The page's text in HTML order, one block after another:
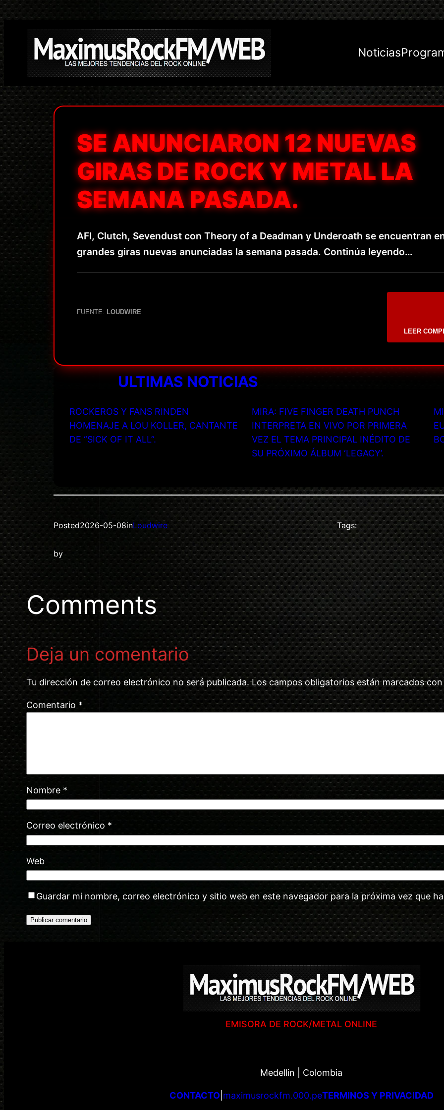
Saltar
contenido
Noticias
SE ANUNCIARON 12 NUEVAS
GIRAS DE ROCK Y METAL LA
SEMANA PASADA.
AFI, Clutch, Sevendust con Theory of a Deadman y Underoath se encuentran
grandes giras nuevas anunciadas la semana pasada. Continúa leyendo…
FUENTE: LOUDWIRE
LEER
ULTIMAS NOTICIAS
ROCKEROS Y FANS RINDEN
HOMENAJE A LOU KOLLER, CANTANTE
DE “SICK OF IT ALL”.
MIRA: FIVE FINGER DEATH PUNCH
INTERPRETA EN VIVO POR PRIMERA
VEZ EL TEMA PRINCIPAL INÉDITO DE
SU PRÓXIMO ÁLBUM ‘LEGACY’.
Posted2026-05-08inLoudwire
by
Tags:
Comments
Deja un comentario
Tu dirección de correo electrónico no será publicada. Los campos obligatorios están marcados
Comentario *
Nombre *
Correo electrónico *
Web
Guardar mi nombre, correo electrónico y sitio web en este navegador para la próxima vez que
EMISORA DE ROCK/METAL ONLINE
Medellin | Colombia
CONTACTO| maximusrockfm.000.peTERMINOS Y PRIVACIDAD